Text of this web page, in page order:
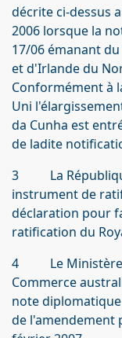
décrite ci-dessus
2006 lorsque la
17/06 émanant
et d'Irlande du
Conformément à
Uni
da Cunha est
de ladite
3 La
instrument de
déclaration pour
ratification du
4 Le Ministère
Commerce
note
de l'amendement